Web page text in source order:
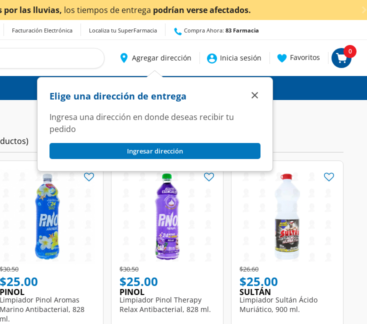
tiempos de entregapodrían verse afectados.
Facturación Electrónica Localiza tu SuperFarmacia Compra Ahora: 83 Farmacia
Agregar dirección
Elige una dirección de entrega
Ingresa una dirección en donde deseas recibir tu
pedido
Ingresar dirección
×
Inicia sesión Favoritos
0
Price reduced from
$30.50to
$25.00
PINOL
Limpiador Pinol Aromas
Marino Antibacterial, 828
ml.
Price reduced from
$30.50to
$25.00
PINOL
Limpiador Pinol Therapy
Relax Antibacterial, 828 ml.
Price reduced from
$26.60to
$25.00
SULTÁN
Limpiador Sultán Ácido
Muriático, 900 ml.